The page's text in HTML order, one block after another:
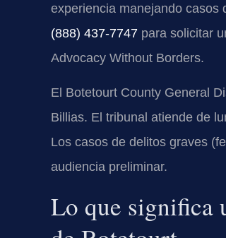
experiencia manejando casos
(888) 437-7747 para solicitar
Advocacy Without Borders.
El Botetourt County General
Billias. El tribunal atiende de
Los casos de delitos graves (
audiencia preliminar.
Lo que significa